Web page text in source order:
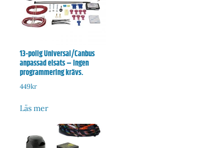
13-polig Universal/Canbus
anpassad elsats – Ingen
programmering krävs.
449kr
Läs mer